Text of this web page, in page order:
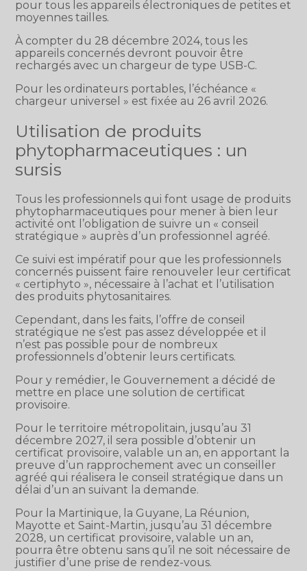
pour tous les appareils électroniques de petites et
moyennes tailles.
À compter du 28 décembre 2024, tous les
appareils concernés devront pouvoir être
rechargés avec un chargeur de type USB-C.
Pour les ordinateurs portables, l’échéance «
chargeur universel » est fixée au 26 avril 2026.
Utilisation de produits
phytopharmaceutiques : un
sursis
Tous les professionnels qui font usage de produits
phytopharmaceutiques pour mener à bien leur
activité ont l’obligation de suivre un « conseil
stratégique » auprès d’un professionnel agréé.
Ce suivi est impératif pour que les professionnels
concernés puissent faire renouveler leur certificat
« certiphyto », nécessaire à l’achat et l’utilisation
des produits phytosanitaires.
Cependant, dans les faits, l’offre de conseil
stratégique ne s’est pas assez développée et il
n’est pas possible pour de nombreux
professionnels d’obtenir leurs certificats.
Pour y remédier, le Gouvernement a décidé de
mettre en place une solution de certificat
provisoire.
Pour le territoire métropolitain, jusqu’au 31
décembre 2027, il sera possible d’obtenir un
certificat provisoire, valable un an, en apportant la
preuve d’un rapprochement avec un conseiller
agréé qui réalisera le conseil stratégique dans un
délai d’un an suivant la demande.
Pour la Martinique, la Guyane, La Réunion,
Mayotte et Saint-Martin, jusqu’au 31 décembre
2028, un certificat provisoire, valable un an,
pourra être obtenu sans qu’il ne soit nécessaire de
justifier d’une prise de rendez-vous.